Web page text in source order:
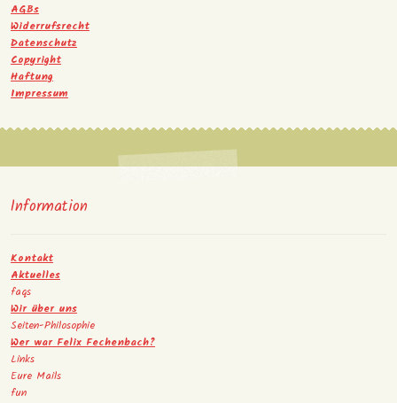
AGBs
Widerrufsrecht
Datenschutz
Copyright
Haftung
Impressum
Information
Kontakt
Aktuelles
faqs
Wir über uns
Seiten-Philosophie
Wer war Felix Fechenbach?
Links
Eure Mails
fun